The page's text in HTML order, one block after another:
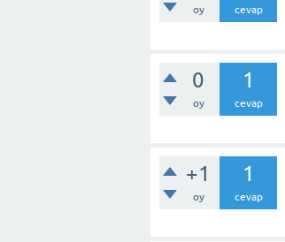
oy cevap
0
oy
1
cevap
+1
oy
1
cevap